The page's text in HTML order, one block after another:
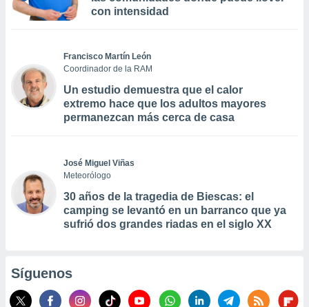
con intensidad
Francisco Martín León
Coordinador de la RAM
Un estudio demuestra que el calor
extremo hace que los adultos mayores
permanezcan más cerca de casa
José Miguel Viñas
Meteorólogo
30 años de la tragedia de Biescas: el
camping se levantó en un barranco que ya
sufrió dos grandes riadas en el siglo XX
Síguenos